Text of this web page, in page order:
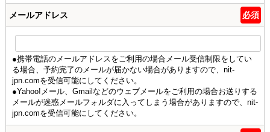
メールアドレス 必須
●携帯電話のメールアドレスをご利用の場合メール受信制限をしてい
る場合、予約完了のメールが届かない場合がありますので、nit-
jpn.comを受信可能にしてください。
●Yahoo!メール、Gmailなどのウェブメールをご利用の場合お送りする
メールが迷惑メールフォルダに入ってしまう場合がありますので、nit-
jpn.comを受信可能にしてください。